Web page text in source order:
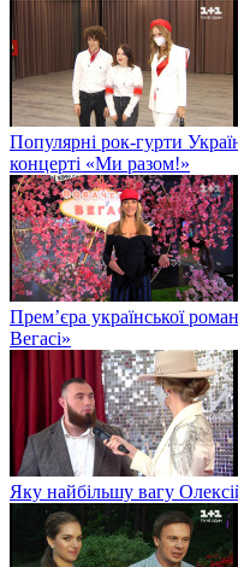
Популярні рок-гурти
концерті «Ми разом!»
Прем’єра української
Вегасі»
Яку найбільшу вагу